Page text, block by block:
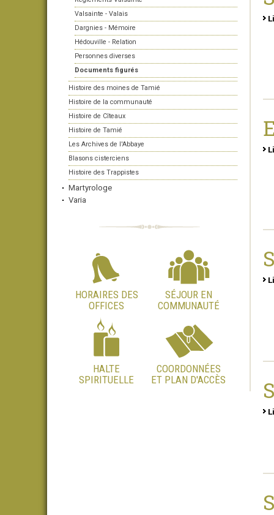
Valsainte - Valais
Dargnies - Mémoire
Hédouville - Relation
Personnes diverses
Documents figurés
Histoire des moines de Tamié
Histoire de la communauté
Histoire de Cîteaux
Histoire de Tamié
Les Archives de l'Abbaye
Blasons cisterciens
Histoire des Trappistes
Martyrologe
Varia
HORAIRES DES
OFFICES
SÉJOUR EN
COMMUNAUTÉ
HALTE
SPIRITUELLE
COORDONNÉES
ET PLAN D'ACCÈS